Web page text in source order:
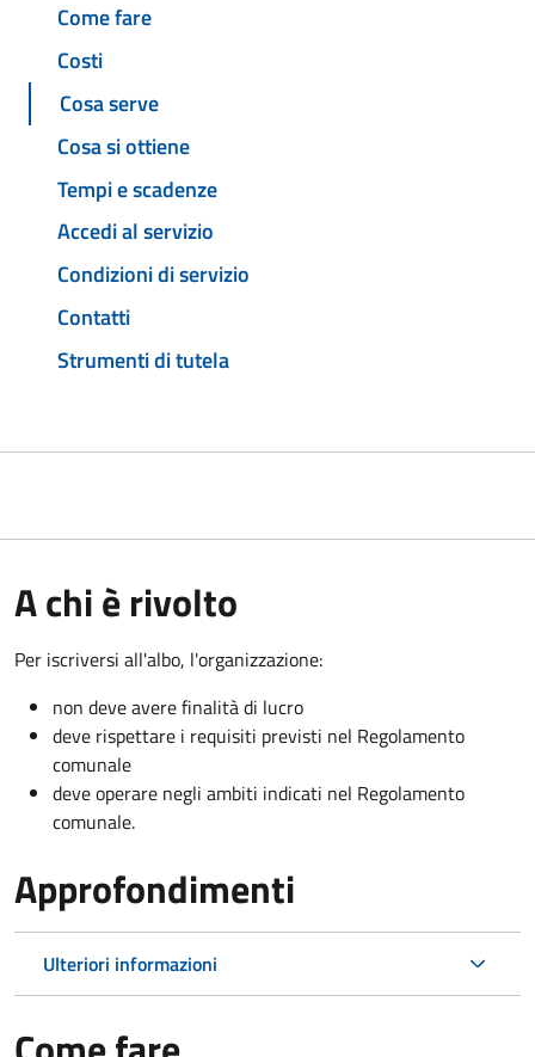
Come fare
Costi
Cosa serve
Cosa si ottiene
Tempi e scadenze
Accedi al servizio
Condizioni di servizio
Contatti
Strumenti di tutela
A chi è rivolto
Per iscriversi all'albo, l'organizzazione:
non deve avere finalità di lucro
deve rispettare i requisiti previsti nel Regolamento
comunale
deve operare negli ambiti indicati nel Regolamento
comunale.
Approfondimenti
Ulteriori informazioni